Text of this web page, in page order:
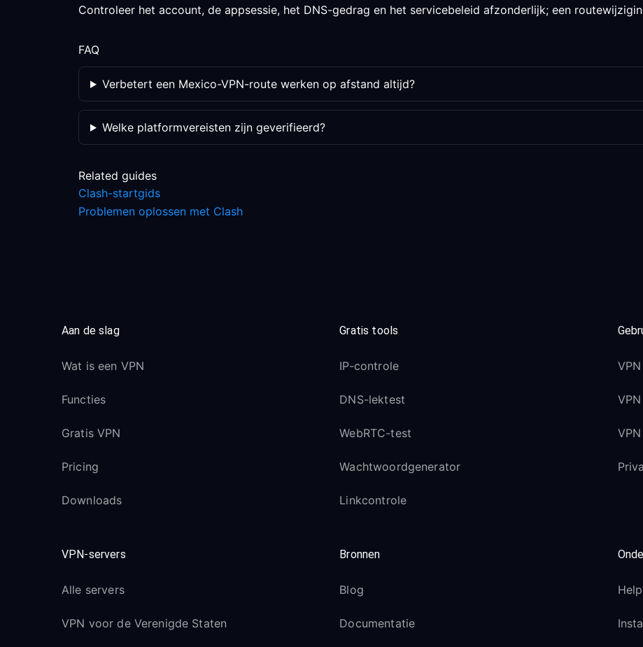
Controleer het account, de appsessie, het DNS-gedrag en het servicebeleid afzonderlijk; een
FAQ
Verbetert een Mexico-VPN-route werken op afstand altijd?
Welke platformvereisten zijn geverifieerd?
Related guides
Clash-startgids
Problemen oplossen met Clash
Aan de slag
Wat is een VPN
Functies
Gratis VPN
Pricing
Downloads
Gratis tools
IP-controle
DNS-lektest
WebRTC-test
Wachtwoordgenerator
Linkcontrole
VPN-servers
Alle servers
VPN voor de Verenigde Staten
Bronnen
Blog
Documentatie